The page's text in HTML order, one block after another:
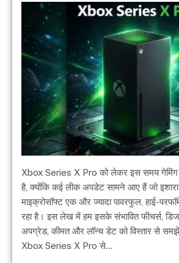
Xbox Series X Pro को लेकर इस समय गेमिंग
है, क्योंकि कई लीक अपडेट सामने आए हैं जो
माइक्रोसॉफ्ट एक और ज्यादा पावरफुल, हाई-
रहा है। इस लेख में हम इसके संभावित फीचर्स,
अपग्रेड, कीमत और लॉन्च डेट को विस्तार से
Xbox Series X Pro से…